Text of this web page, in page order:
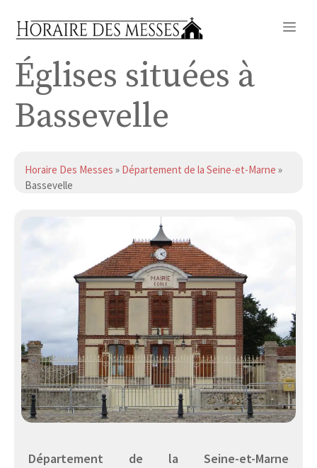
Églises situées à
Bassevelle
Horaire Des Messes » Département de la Seine-et-Marne »
Bassevelle
Département de la Seine-et-Marne